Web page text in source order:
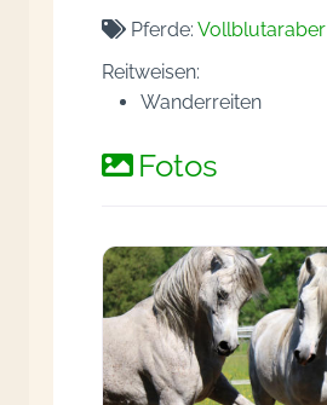
Pferde: Vollblutaraber
Reitweisen:
Wanderreiten
Fotos